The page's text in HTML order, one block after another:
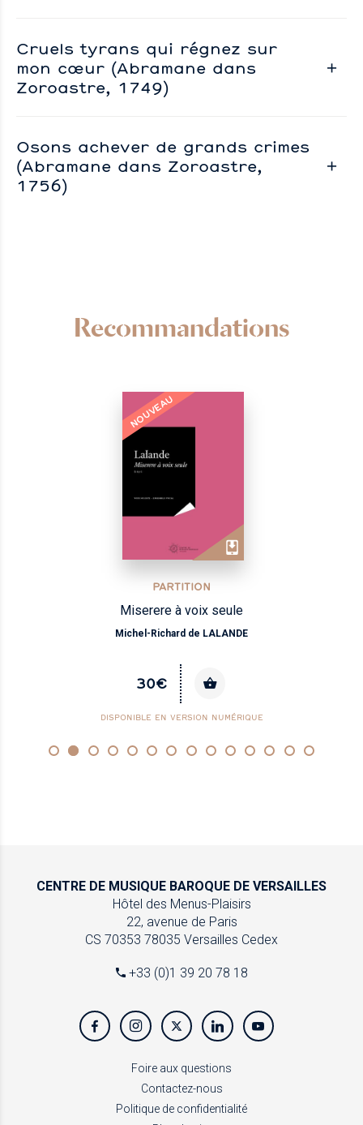
Cruels tyrans qui régnez sur
mon cœur (Abramane dans
Zoroastre, 1749)
Osons achever de grands crimes
(Abramane dans Zoroastre,
1756)
Recommandations
NOUVEAU
PARTITION
Miserere à voix seule
Michel-Richard de LALANDE
30€
DISPONIBLE EN VERSION NUMÉRIQUE
CENTRE DE MUSIQUE BAROQUE DE VERSAILLES
Hôtel des Menus-Plaisirs
22, avenue de Paris
CS 70353 78035 Versailles Cedex
+33 (0)1 39 20 78 18
Foire aux questions
Contactez-nous
Politique de confidentialité